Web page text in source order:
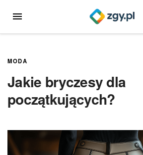
MENU
MODA
Jakie bryczesy dla
początkujących?